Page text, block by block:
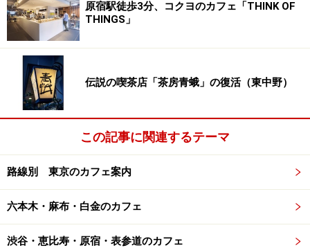
原宿駅徒歩3分、コクヨのカフェ「THINK OF
THINGS」
伝説の喫茶店「茶房青蛾」の復活（東中野）
この記事に関連するテーマ
路線別 東京のカフェ案内
六本木・麻布・白金のカフェ
渋谷・恵比寿・原宿・表参道のカフェ